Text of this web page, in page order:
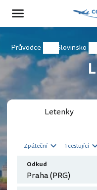
Průvodce Slovinsko
Letenky
Zpáteční 1 cestující
Odkud